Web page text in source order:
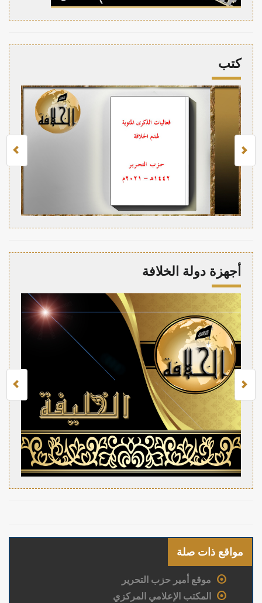
كتب
أجهزة دولة الخلافة
مواقع ذات صلة
موقع أمير حزب التحرير
المكتب الإعلامي المركزي